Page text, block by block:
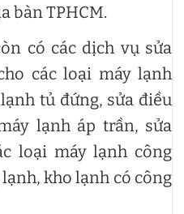
bàn TPHCM.
có các dịch vụ sửa
các loại máy lạnh
tủ đứng, sửa điều
lạnh áp trần, sửa
loại máy lạnh công
kho lạnh có công